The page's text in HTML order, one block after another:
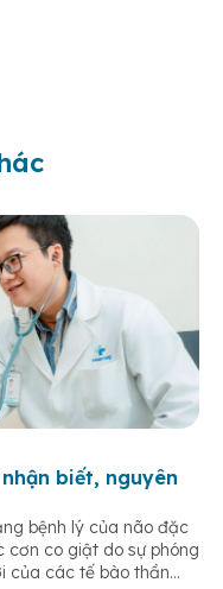
biết, nguyên
bệnh lý của não đặc
cơn co giật do sự phóng
của các tế bào thần